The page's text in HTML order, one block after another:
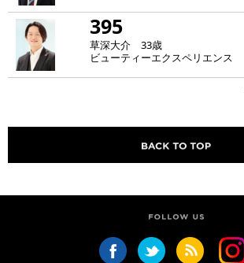
395
草深大介 33歳
ビューティーエクスペリエンス